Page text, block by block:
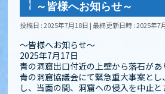
～皆様へお知らせ～
投稿日 : 2025年7月18日 最終更新日時 : 2025年7
～皆様へお知らせ～
2025年7月17日
青の洞窟出口付近の上壁から落石があ
青の洞窟協議会にて緊急重大事案と
し、当面の間、洞窟への侵入を中止と